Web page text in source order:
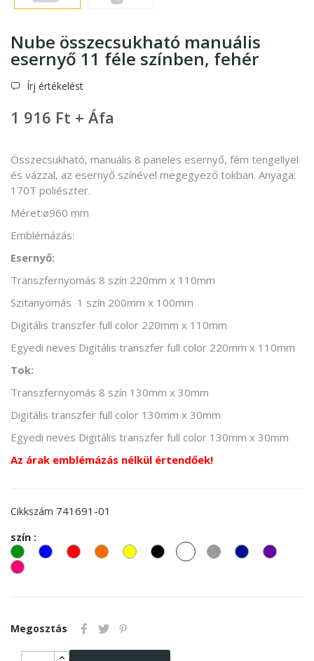
Nube összecsukható manuális
esernyő 11 féle színben, fehér
Írj értékelést
1 916 Ft + Áfa
Összecsukható, manuális 8 paneles esernyő, fém tengellyel
és vázzal, az esernyő színével megegyező tokban. Anyaga:
170T poliészter.
Méret:ø960 mm
Emblémázás:
Esernyő:
Transzfernyomás 8 szín 220mm x 110mm
Szitanyomás 1 szín 200mm x 100mm
Digitális transzfer full color 220mm x 110mm
Egyedi neves Digitális transzfer full color 220mm x 110mm
Tok:
Transzfernyomás 8 szín 130mm x 30mm
Digitális transzfer full color 130mm x 30mm
Egyedi neves Digitális transzfer full color 130mm x 30mm
Az árak emblémázás nélkül értendőek!
Cikkszám 741691-01
szín :
zöld kek piros Narancssárga
SárgaFeketefehér SzürkesötétkékLila
Pink
Megosztás